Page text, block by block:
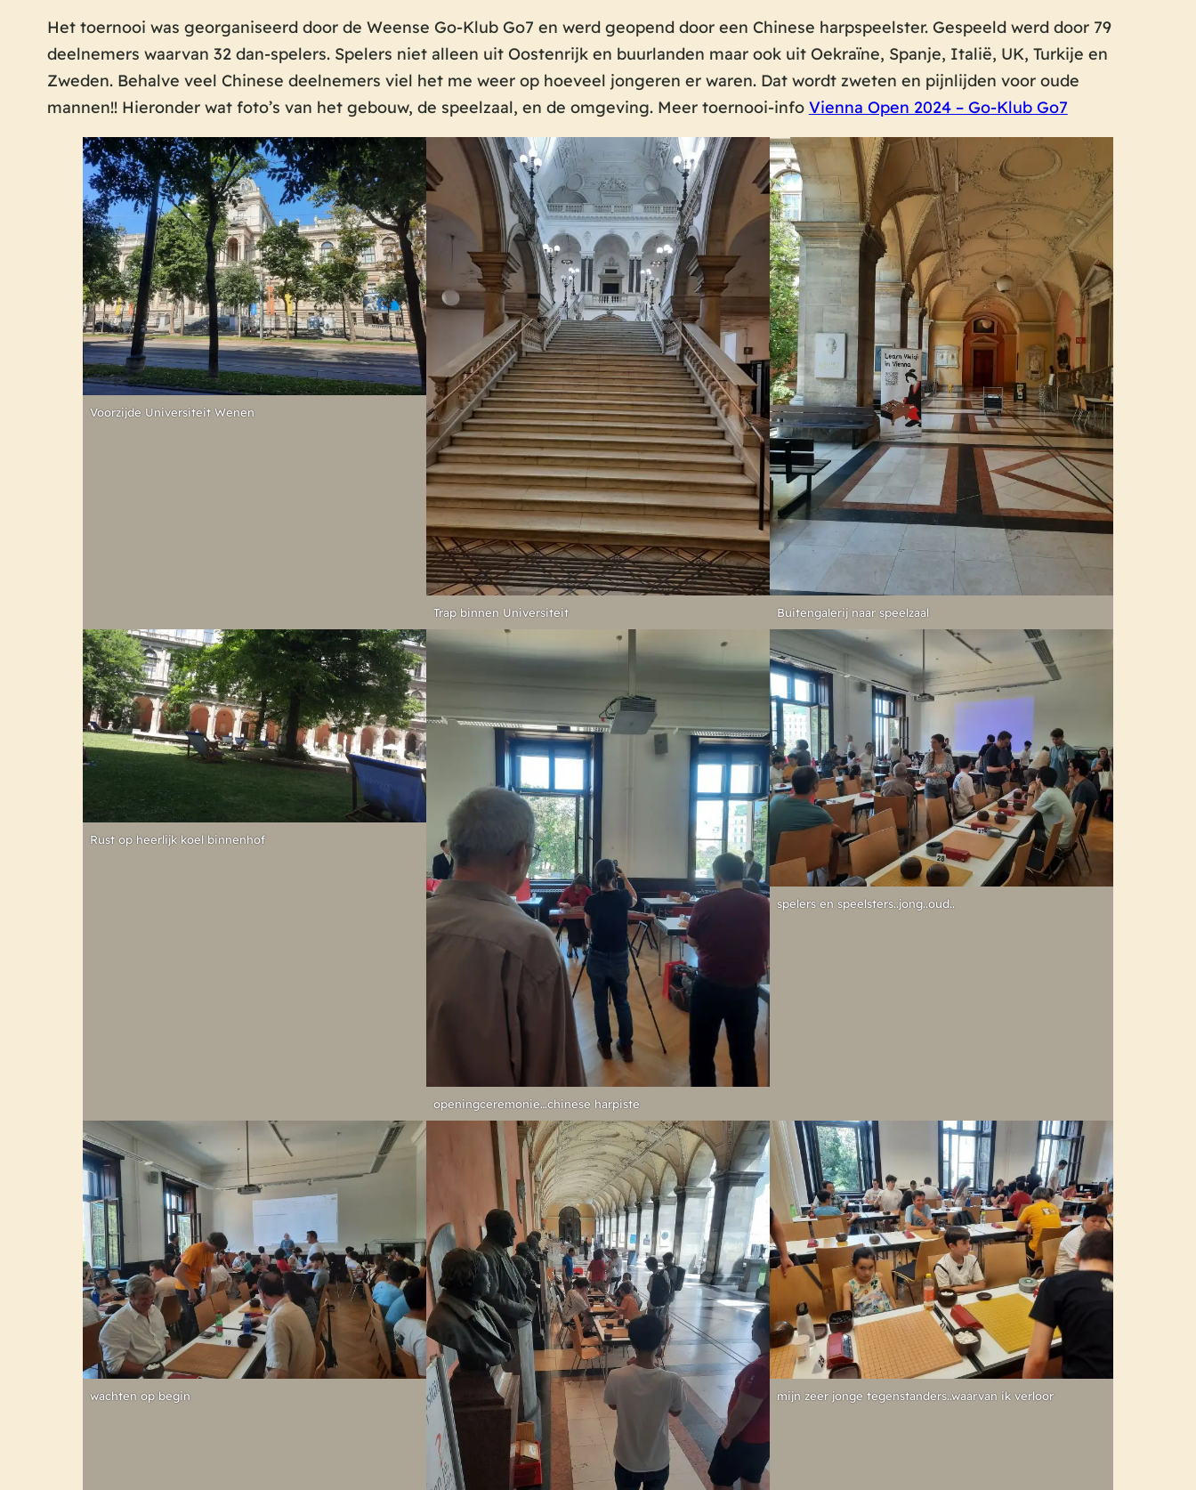
Het toernooi was georganiseerd door de Weense Go-Klub Go7 en werd geopend door een Chinese harpspeelster. Gespeeld werd door 79
deelnemers waarvan 32 dan-spelers. Spelers niet alleen uit Oostenrijk en buurlanden maar ook uit Oekraïne, Spanje, Italië, UK, Turkije en
Zweden. Behalve veel Chinese deelnemers viel het me weer op hoeveel jongeren er waren. Dat wordt zweten en pijnlijden voor oude
mannen!! Hieronder wat foto’s van het gebouw, de speelzaal, en de omgeving. Meer toernooi-info Vienna Open 2024 – Go-Klub Go7
Voorzijde Universiteit Wenen
Trap binnen Universiteit Buitengalerij naar speelzaal
Rust op heerlijk koel binnenhof
openingceremonie…chinese harpiste
spelers en speelsters..jong..oud..
wachten op begin mijn zeer jonge tegenstanders..waarvan ik verloor